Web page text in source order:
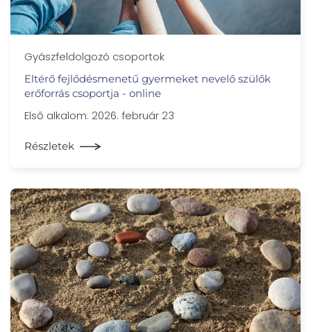
Gyászfeldolgozó csoportok
Eltérő fejlődésmenetű gyermeket nevelő szülők
erőforrás csoportja - online
Első alkalom: 2026. február 23
Részletek